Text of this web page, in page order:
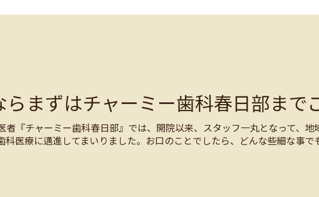
まずはチャーミー歯科春日部まで
『チャーミー歯科春日部』では、開院以来、スタッフ一丸となって、
医療に邁進してまいりました。お口のことでしたら、どんな些細な事で